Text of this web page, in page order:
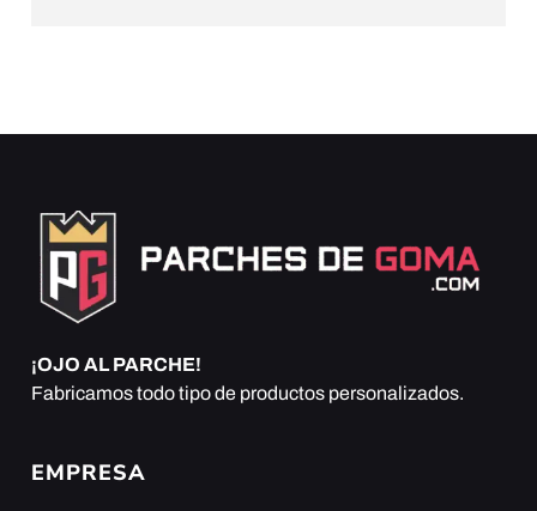
¡OJO AL PARCHE!
Fabricamos todo tipo de productos personalizados.
EMPRESA